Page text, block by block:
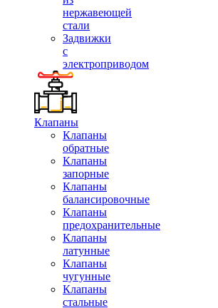
нержавеющей
стали
Задвижки
с
электроприводом
Клапаны
Клапаны
обратные
Клапаны
запорные
Клапаны
балансировочные
Клапаны
предохранительные
Клапаны
латунные
Клапаны
чугунные
Клапаны
стальные